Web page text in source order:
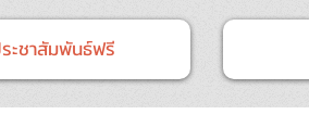
ะชาสัมพันธ์ฟรี